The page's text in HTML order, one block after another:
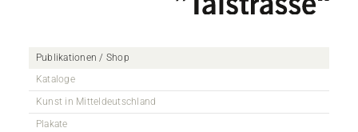
Publikationen / Shop
Kataloge
Kunst in Mitteldeutschland
Plakate